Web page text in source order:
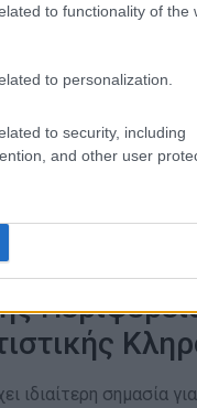
to functionality of the
to personalization.
to security, including
and other user
Αγ. Σοφιά:
κληρονομιά
Εξωτερικών στην
την Αγία Σοφία σε
ιδιαίτερη σημασία